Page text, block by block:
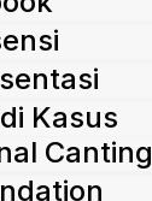
Kasus
Canting